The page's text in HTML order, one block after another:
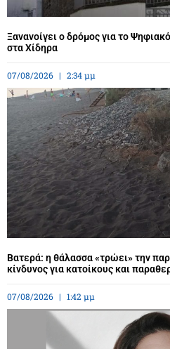
Ξανανοίγει ο δρόμος για το
στα Χίδηρα
07/08/2026 2:34 μμ
Βατερά: η θάλασσα «τρώει» την
κίνδυνος για κατοίκους και
07/08/2026 1:42 μμ